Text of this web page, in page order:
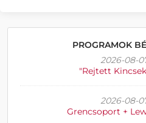
PROGRAMOK
2026-08-
"Rejtett
2026-08-
Grencsoport +